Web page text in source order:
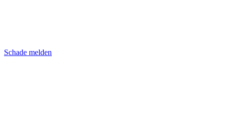
Schade melden